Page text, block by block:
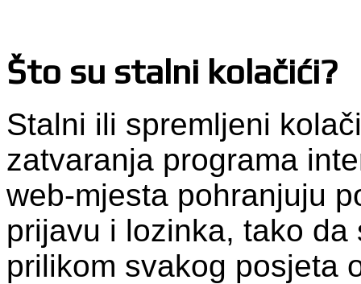
Što su stalni kolačići?
Stalni ili spremljeni
zatvaranja programa
web-mjesta pohranjuju
prijavu i lozinka, tako
prilikom svakog posjeta